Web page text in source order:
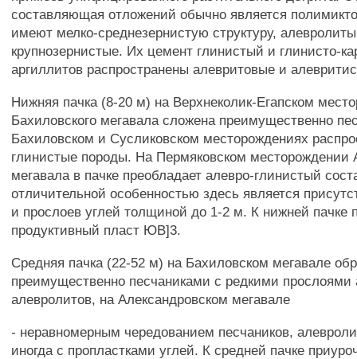
составляющая отложений обычно является
имеют мелко-среднезернистую структуру, алевролиты
крупнозернистые. Их цемент глинистый и глинисто-
аргиллитов распространены алевритовые и
Нижняя пачка (8-20 м) на Верхнеколик-Егапском
Бахиловского мегавала сложена преимущественно
Бахиловском и Сусликовском месторождениях
глинистые породы. На Пермяковском месторождении
мегавала в пачке преобладает алевро-глинистый
отличительной особенностью здесь является
и прослоев углей толщиной до 1-2 м. К нижней пачке
продуктивный пласт ЮВ]3.
Средняя пачка (22-52 м) на Бахиловском мегавале
преимущественно песчаниками с редкими прослоями
алевролитов, на Александровском мегавале
- неравномерным чередованием песчаников,
иногда с пропластками углей. К средней пачке